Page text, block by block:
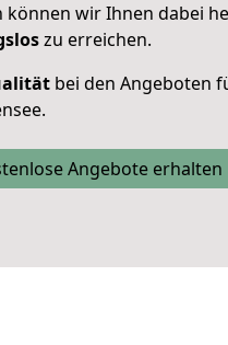
wir Ihnen dabei
zu erreichen.
bei den Angeboten
Angebote erhalten